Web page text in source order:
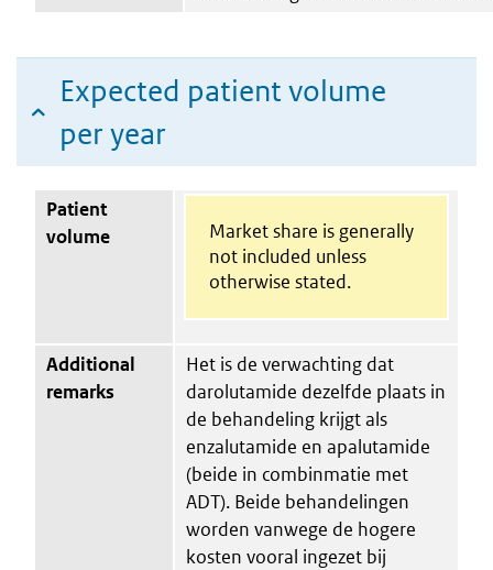
Expected patient volume
per year
Patient
volume
Market share is generally
not included unless
otherwise stated.
Additional
remarks
Het is de verwachting dat
darolutamide dezelfde plaats in
de behandeling krijgt als
enzalutamide en apalutamide
(beide in combinmatie met
ADT). Beide behandelingen
worden vanwege de hogere
kosten vooral ingezet bij